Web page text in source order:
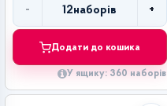
-
Кількість
12наборів +
Додати до кошика
У ящику: 360 наборів